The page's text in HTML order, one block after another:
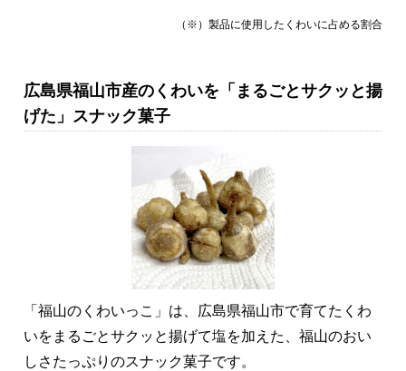
（※）製品に使用したくわいに占める割合
広島県福山市産のくわいを「まるごとサクッと揚
げた」スナック菓子
「福山のくわいっこ」は、広島県福山市で育てたくわ
いをまるごとサクッと揚げて塩を加えた、福山のおい
しさたっぷりのスナック菓子です。